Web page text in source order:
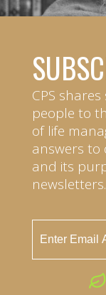
CPS
people to
of life
answers to
and its
newsletters.